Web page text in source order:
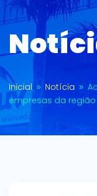
Inicial 9 Notícia 9
empresas da região